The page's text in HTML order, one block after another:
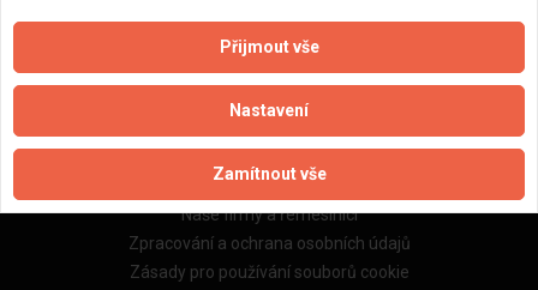
Aktualizováno z portálu ARES dne 29.12.2023 16:00:13
Důležité informace
Naše firmy a řemeslníci
Zpracování a ochrana osobních údajů
Zásady pro používání souborů cookie
Přijmout vše
Nastavení
Zamítnout vše